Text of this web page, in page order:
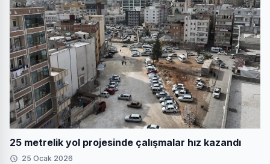
25 metrelik yol projesinde çalışmalar hız kazandı
25 Ocak 2026